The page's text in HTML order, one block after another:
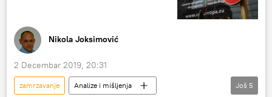
Nikola Joksimović
2 Decembar 2019, 20:31
zamrzavanje
Analize i mišljenja
Još 5